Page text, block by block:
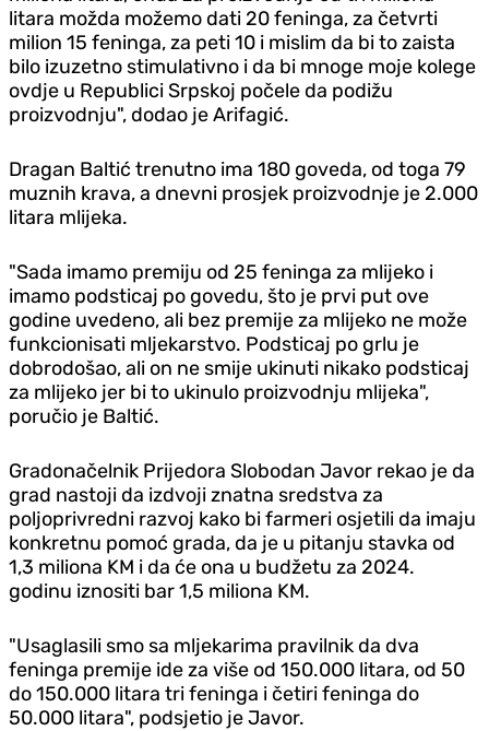
litara možda možemo dati 20 feninga, za četvrti
milion 15 feninga, za peti 10 i mislim da bi to zaista
bilo izuzetno stimulativno i da bi mnoge moje kolege
ovd‌je u Republici Srpskoj počele da podižu
proizvodnju", dodao je Arifagić.
Dragan Baltić trenutno ima 180 goveda, od toga 79
muznih krava, a dnevni prosjek proizvodnje je 2.000
litara mlijeka.
"Sada imamo premiju od 25 feninga za mlijeko i
imamo podsticaj po govedu, što je prvi put ove
godine uvedeno, ali bez premije za mlijeko ne može
funkcionisati mljekarstvo. Podsticaj po grlu je
dobrodošao, ali on ne smije ukinuti nikako podsticaj
za mlijeko jer bi to ukinulo proizvodnju mlijeka",
poručio je Baltić.
Gradonačelnik Prijedora Slobodan Javor rekao je da
grad nastoji da izdvoji znatna sredstva za
poljoprivredni razvoj kako bi farmeri osjetili da imaju
konkretnu pomoć grada, da je u pitanju stavka od
1,3 miliona KM i da će ona u budžetu za 2024.
godinu iznositi bar 1,5 miliona KM.
"Usaglasili smo sa mljekarima pravilnik da dva
feninga premije ide za više od 150.000 litara, od 50
do 150.000 litara tri feninga i četiri feninga do
50.000 litara", podsjetio je Javor.